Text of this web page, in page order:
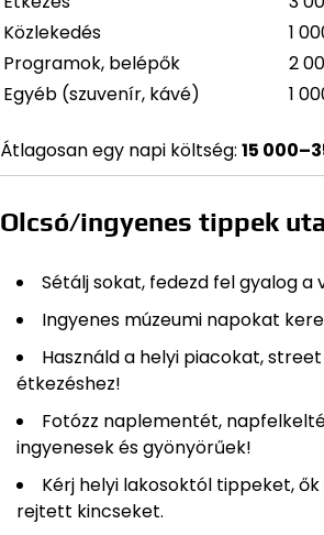
Közlekedés
1
Programok, belépők
2
Egyéb (szuvenír, kávé)
1
Átlagosan egy napi költség: 15
Olcsó/ingyenes tippek
Sétálj sokat, fedezd fel gyalog a
Ingyenes múzeumi napokat
Használd a helyi piacokat,
étkezéshez!
Fotózz naplementét,
ingyenesek és gyönyörűek!
Kérj helyi lakosoktól tippeket, ők
rejtett kincseket.